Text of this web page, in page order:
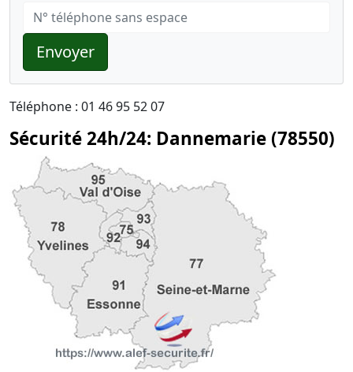
Envoyer
Téléphone : 01 46 95 52 07
Sécurité 24h/24: Dannemarie (78550)